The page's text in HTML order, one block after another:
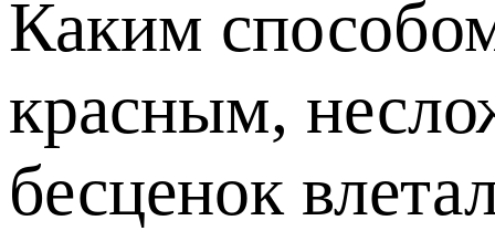
Каким
красным,
бесценок